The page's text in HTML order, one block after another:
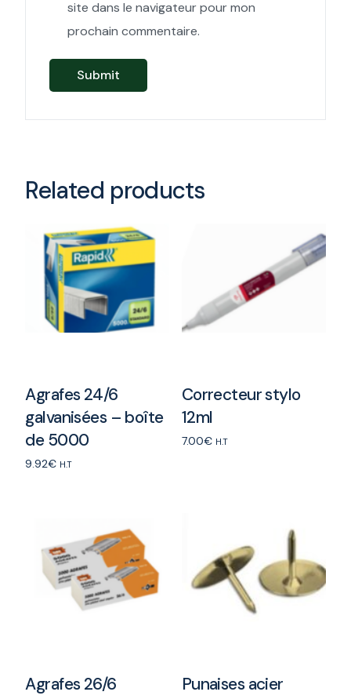
site dans le navigateur pour mon
prochain commentaire.
Related products
Agrafes 24/6
galvanisées – boîte
de 5000
9.92€ H.T
Correcteur stylo
12ml
7.00€ H.T
Agrafes 26/6
Punaises acier